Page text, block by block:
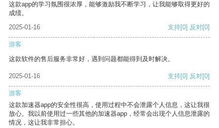
这款app的学习氛围很浓厚，能够激励我不断学习，让我能够取得更好的
成绩。
2025-01-16
支持[0] 反对[0]
游客
这款软件的售后服务非常好，遇到问题都能得到及时解决。
2025-01-16 支持[0] 反对[0]
游客
这款加速器app的安全性很高，使用过程中不会泄露个人信息，这让我很
放心。我以前使用过一些其他的加速器app，经常会出现个人信息泄露的
情况，这让我非常担心。